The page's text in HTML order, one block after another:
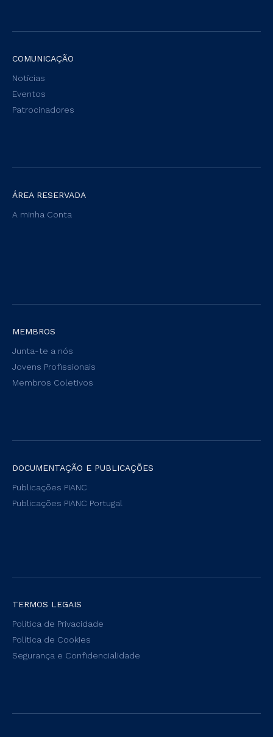
COMUNICAÇÃO
Notícias
Eventos
Patrocinadores
ÁREA RESERVADA
A minha Conta
MEMBROS
Junta-te a nós
Jovens Profissionais
Membros Coletivos
DOCUMENTAÇÃO E PUBLICAÇÕES
Publicações PIANC
Publicações PIANC Portugal
TERMOS LEGAIS
Política de Privacidade
Política de Cookies
Segurança e Confidencialidade